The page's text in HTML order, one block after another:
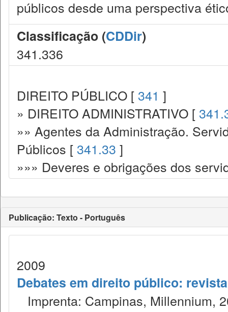
públicos desde uma perspectiva
Classificação (CDDir)
341.336
DIREITO PÚBLICO [ 341 ]
» DIREITO ADMINISTRATIVO [
»» Agentes da Administração.
Públicos [ 341.33 ]
»»» Deveres e obrigações dos
Publicação: Texto - Português
2009
Debates em direito público:
Imprenta: Campinas, Millennium,